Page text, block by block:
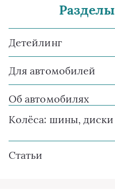
Разделы
Детейлинг
Для автомобилей
Об автомобилях
Колёса: шины, диски
Статьи